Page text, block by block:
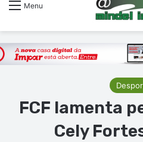
Menu
FCF lamenta
Cely